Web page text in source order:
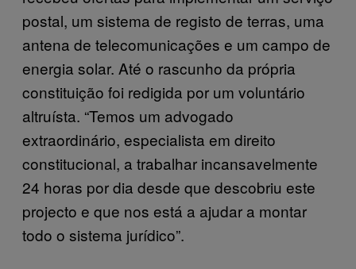
postal, um sistema de registo de terras, uma
antena de telecomunicações e um campo de
energia solar. Até o rascunho da própria
constituição foi redigida por um voluntário
altruísta. “Temos um advogado
extraordinário, especialista em direito
constitucional, a trabalhar incansavelmente
24 horas por dia desde que descobriu este
projecto e que nos está a ajudar a montar
todo o sistema jurídico”.